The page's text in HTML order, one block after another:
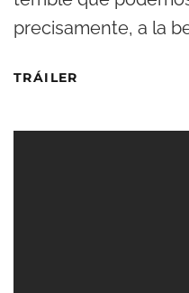
precisamente, a la
TRÁILER